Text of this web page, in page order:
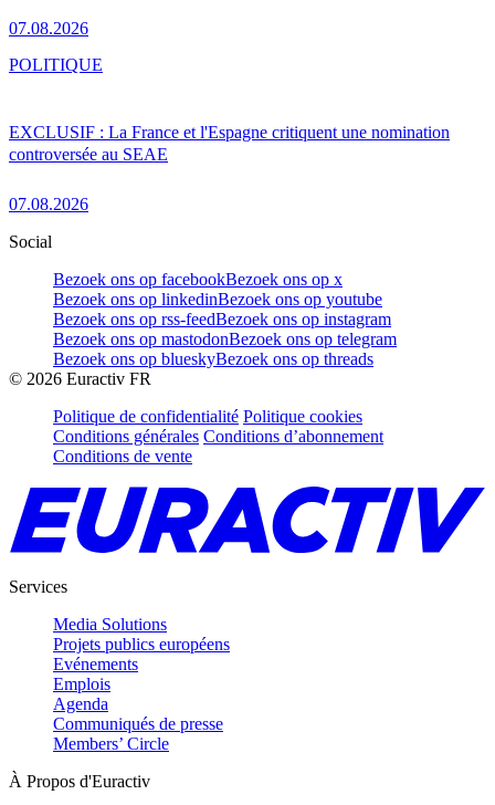
07.08.2026
EXCLUSIF : La France et l'Espagne critiquent une nomination
controversée au SEAE
07.08.2026
POLITIQUE
Social
Bezoek ons op facebookBezoek ons op x
Bezoek ons op linkedinBezoek ons op youtube
Bezoek ons op rss-feedBezoek ons op instagram
Bezoek ons op mastodonBezoek ons op telegram
Bezoek ons op blueskyBezoek ons op threads
© 2026 Euractiv FR
Politique de confidentialité Politique cookies
Conditions générales Conditions d’abonnement
Conditions de vente
Services
Media Solutions
Projets publics européens
Evénements
Emplois
Agenda
Communiqués de presse
Members’ Circle
À Propos d'Euractiv